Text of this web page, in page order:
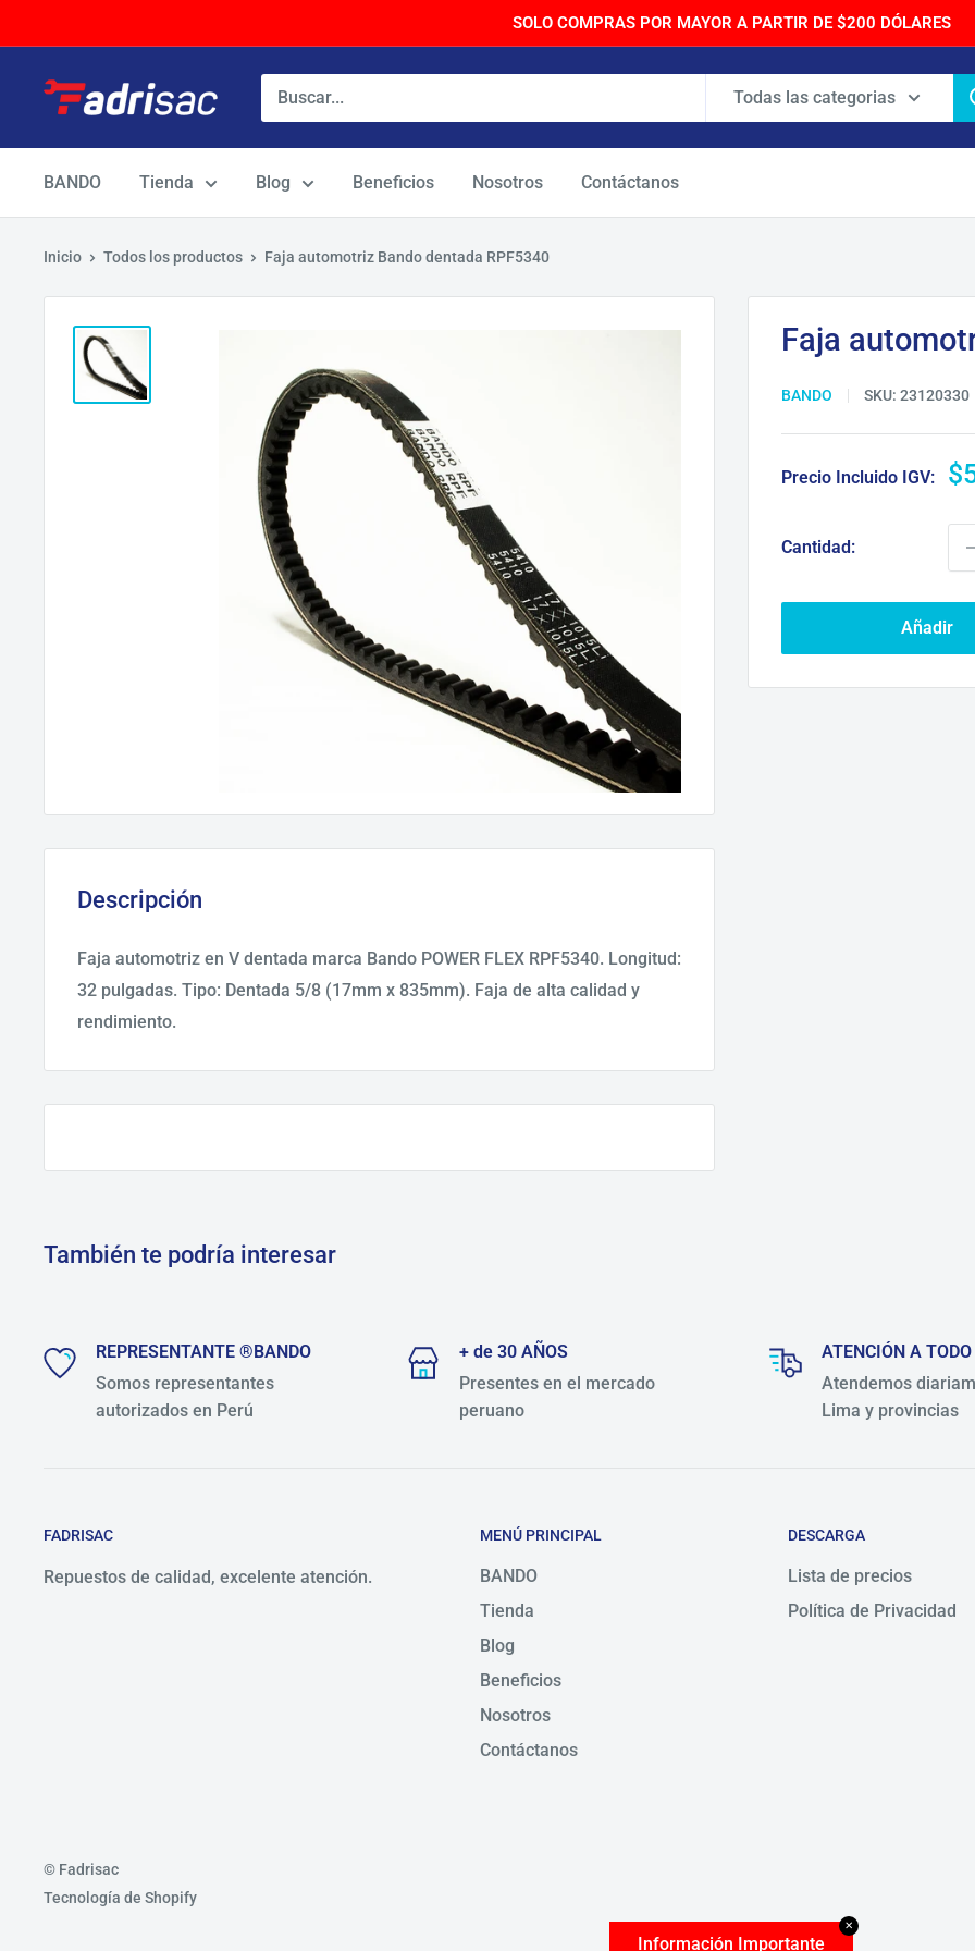
directamente
contenido
SOLO COMPRAS POR MAYOR A PARTIR DE $200 DÓLARES
Todas las categorias
BANDO Tienda Blog Beneficios Nosotros Contáctanos
Inicio Todos los productos Faja automotriz Bando dentada RPF5340
Faja
BANDO SKU: 23120330
Precio Incluido IGV:
Cantidad:
Añadir
Descripción
Faja automotriz en V dentada marca Bando POWER FLEX RPF5340. Longitud:
32 pulgadas. Tipo: Dentada 5/8 (17mm x 835mm). Faja de alta calidad y
rendimiento.
También te podría interesar
REPRESENTANTE ®BANDO
Somos representantes
autorizados en Perú
+ de 30 AÑOS
Presentes en el mercado
peruano
ATENCIÓN A TODO
Atendemos
Lima y provincias
FADRISAC
Repuestos de calidad, excelente atención.
MENÚ PRINCIPAL
BANDO
Tienda
Blog
Beneficios
Nosotros
Contáctanos
DESCARGA
Lista de precios
Política de Privacidad
© Fadrisac
Tecnología de Shopify
✕
Información Importante